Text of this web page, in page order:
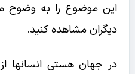
این موضوع را به وضوح
دیگران مشاهده کنید.
در جهان هستی انسانها